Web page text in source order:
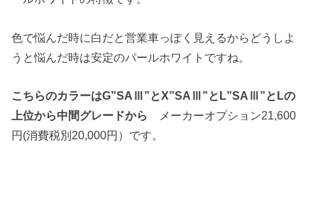
色で悩んだ時に白だと営業車っぽく見えるからどうしよ
うと悩んだ時は安定のパールホワイトですね。
こちらのカラーはG”SAⅢ”とX”SAⅢ”とL”SAⅢ”とLの
上位から中間グレードから
メーカーオプション21,600
円(消費税別20,000円）です。